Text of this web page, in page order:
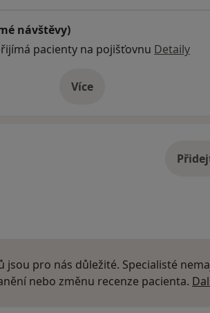
návštěvy)
pacienty na pojišťovnu Detaily
Víceo adrese
jsou pro nás důležité. Specialisté
nebo změnu recenze pacienta.